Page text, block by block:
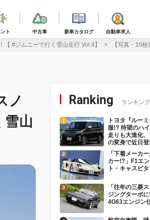
ト 中古車 新車カタログ 自動車求人
#ジムニーで行く雪山走行 Vol.4】 【写真・10
ノ
雪山
Ranking ランキング
トヨタ『ルー
服!? 待望のハ
走りも大進化
の変身で近日登
「下着メーカ
カー!?」F1エ
ト・キャスピ
「往年の三菱
ジングターボ
4G63エンジン